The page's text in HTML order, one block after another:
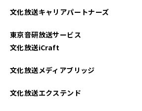
文化放送キャリアパートナーズ
東京音研放送サービス
文化放送iCraft
文化放送メディアブリッジ
文化放送エクステンド